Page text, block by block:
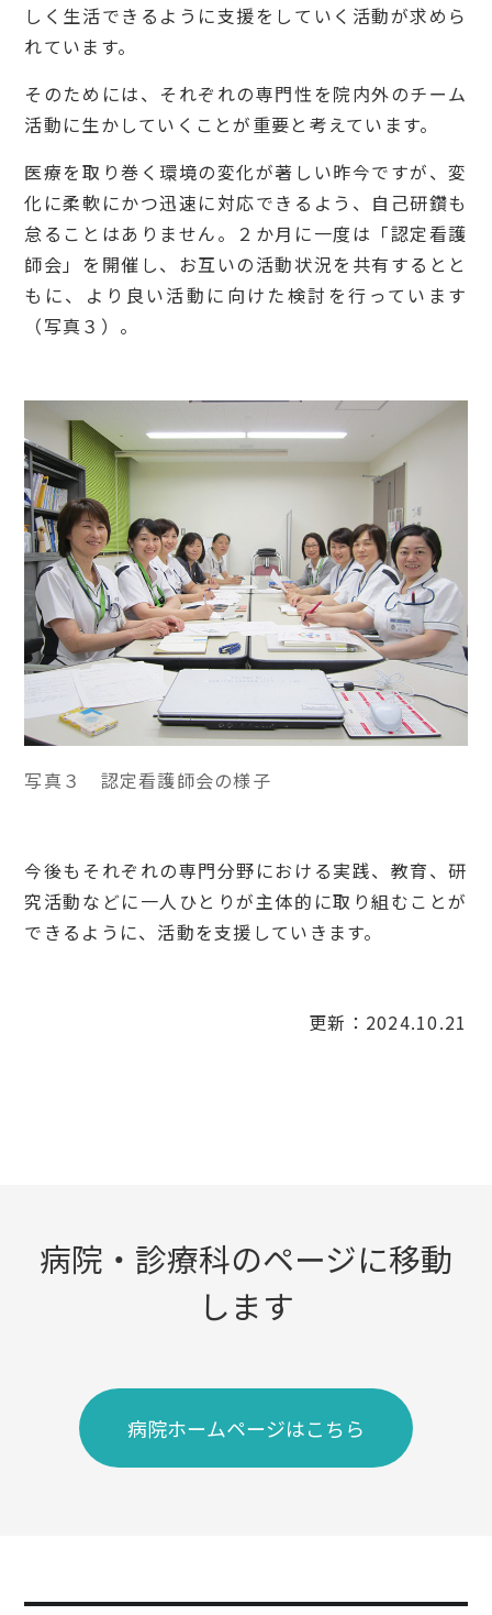
しく生活できるように支援をしていく活動が求めら
れています。
そのためには、それぞれの専門性を院内外のチーム
活動に生かしていくことが重要と考えています。
医療を取り巻く環境の変化が著しい昨今ですが、変
化に柔軟にかつ迅速に対応できるよう、自己研鑽も
怠ることはありません。２か月に一度は「認定看護
師会」を開催し、お互いの活動状況を共有するとと
もに、より良い活動に向けた検討を行っています
（写真３）。
写真３ 認定看護師会の様子
今後もそれぞれの専門分野における実践、教育、研
究活動などに一人ひとりが主体的に取り組むことが
できるように、活動を支援していきます。
更新：2024.10.21
病院・診療科のページに移動
します
病院ホームページはこちら